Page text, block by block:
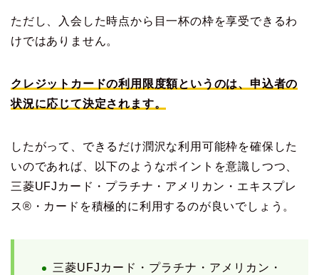
ただし、入会した時点から目一杯の枠を享受できるわ
けではありません。
クレジットカードの利用限度額というのは、申込者の
状況に応じて決定されます。
したがって、できるだけ潤沢な利用可能枠を確保した
いのであれば、以下のようなポイントを意識しつつ、
三菱UFJカード・プラチナ・アメリカン・エキスプレ
ス®・カードを積極的に利用するのが良いでしょう。
三菱UFJカード・プラチナ・アメリカン・